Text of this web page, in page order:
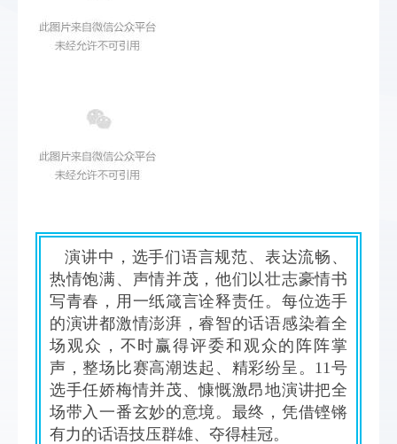
演讲中，选手们语言规范、表达流畅、
热情饱满、声情并茂，他们以壮志豪情书
写青春，用一纸箴言诠释责任。每位选手
的演讲都激情澎湃，睿智的话语感染着全
场观众，不时赢得评委和观众的阵阵掌
声，整场比赛高潮迭起、精彩纷呈。11号
选手任娇梅情并茂、慷慨激昂地演讲把全
场带入一番玄妙的意境。最终，凭借铿锵
有力的话语技压群雄、夺得桂冠。